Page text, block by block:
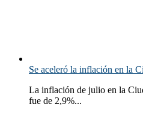
Se aceleró la inflación en la
La inflación de julio en la
fue de 2,9%...